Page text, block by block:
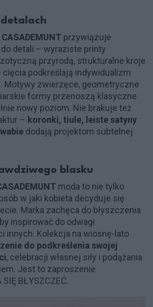
CASADEMUNT przywiązuje
detali – wyraziste printy
przyrodą, strukturalne kroje
podkreślają indywidualizm
Motywy zwierzęce, geometryczne
formy przenoszą klasyczne
nowy poziom. Nie brakuje też
– koronki, tiule, leiste satyny
dodają projektom subtelnej
blasku
moda to nie tylko
w jaki kobieta decyduje się
Marka zachęca do błyszczenia
inspirować do odwagi
innych. Kolekcja na wiosnę-lato
do podkreślenia swojej
, celebracji własnej siły i podążania
Jest to zaproszenie
SIĘ BŁYSZCZEĆ.